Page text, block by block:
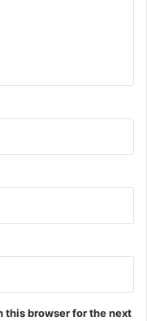
this browser for the next